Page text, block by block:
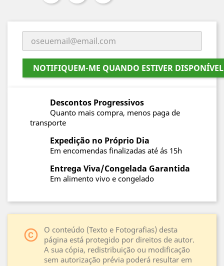
NOTIFIQUEM-ME QUANDO ESTIVER DISPONÍVEL
Descontos Progressivos
Quanto mais compra, menos paga de
transporte
Expedição no Próprio Dia
Em encomendas finalizadas até ás 15h
Entrega Viva/Congelada Garantida
Em alimento vivo e congelado
copyright
O conteúdo (Texto e Fotografias) desta
página está protegido por direitos de autor.
A sua cópia, redistribuição ou modificação
sem autorização prévia poderá resultar em